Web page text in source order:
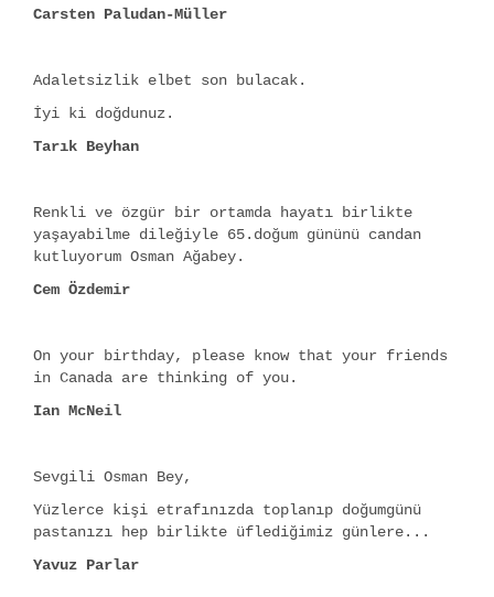
Carsten Paludan-Müller
Adaletsizlik elbet son bulacak.
İyi ki doğdunuz.
Tarık Beyhan
Renkli ve özgür bir ortamda hayatı birlikte
yaşayabilme dileğiyle 65.doğum gününü candan
kutluyorum Osman Ağabey.
Cem Özdemir
On your birthday, please know that your friends
in Canada are thinking of you.
Ian McNeil
Sevgili Osman Bey,
Yüzlerce kişi etrafınızda toplanıp doğumgünü
pastanızı hep birlikte üflediğimiz günlere...
Yavuz Parlar